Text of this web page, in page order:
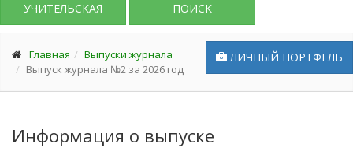
УЧИТЕЛЬСКАЯ ПОИСК
ЛИЧНЫЙ ПОРТФЕЛЬ
Главная
Выпуски журнала
Выпуск журнала №2 за 2026 год
Информация о выпуске